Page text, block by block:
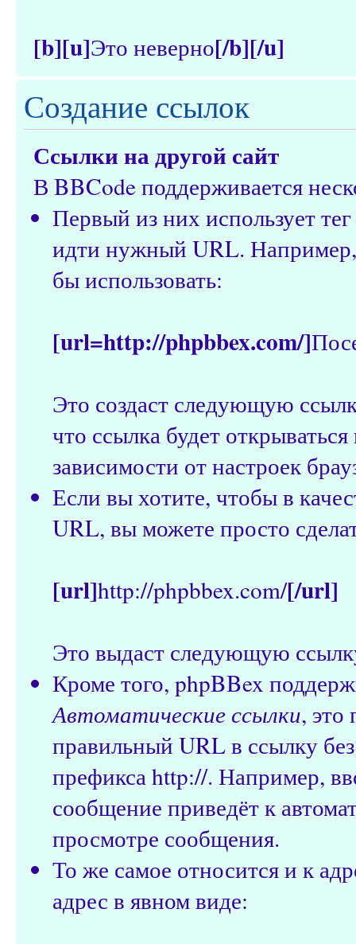
[b][u]Это неверно[/b][/u]
Создание ссылок
Ссылки на другой сайт
В BBCode поддерживается
Первый из них использует тег
идти нужный URL.
бы использовать:
[url=http://phpbbex.com/]
Это создаст следующую
что ссылка будет
зависимости от настроек
Если вы хотите, чтобы в
URL, вы можете просто
[url]http://phpbbex.com/[/url]
Это выдаст следующую
Кроме того, phpBBex
Автоматические ссылки, это
правильный URL в ссылку
префикса http://. Например,
сообщение приведёт к
просмотре сообщения.
То же самое относится и к
адрес в явном виде: